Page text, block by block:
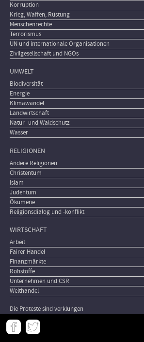
Korruption
Krieg, Waffen, Rüstung
Menschenrechte
Terrorismus
UN und internationale Organisationen
Zivilgesellschaft und NGOs
UMWELT
Biodiversität
Energie
Klimawandel
Landwirtschaft
Natur- und Waldschutz
Wasser
RELIGIONEN
Andere Religionen
Christentum
Islam
Judentum
Ökumene
Religionsdialog und -konflikt
WIRTSCHAFT
Arbeit
Fairer Handel
Finanzmärkte
Rohstoffe
Unternehmen und CSR
Welthandel
Die Proteste sind verklungen
Meta
-